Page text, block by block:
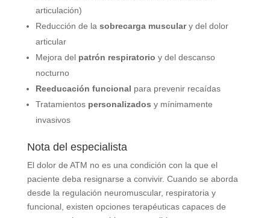
articulación)
Reducción de la sobrecarga musculary del dolor
articular
Mejora del patrón respiratorio y del descanso
nocturno
Reeducación funcional para prevenir recaídas
Tratamientos personalizados y mínimamente
invasivos
Nota del especialista
El dolor de ATM no es una condición con la que el
paciente deba resignarse a convivir. Cuando se aborda
desde la regulación neuromuscular, respiratoria y
funcional, existen opciones terapéuticas capaces de